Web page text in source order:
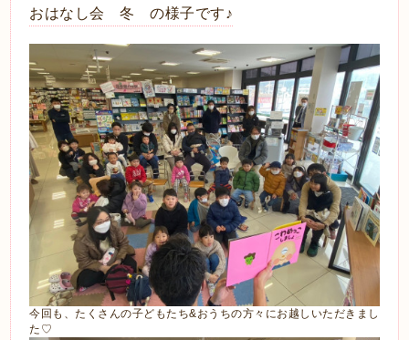
おはなし会 冬 の様子です♪
今回も、たくさんの子どもたち&おうちの方々にお越しいただきまし
た♡